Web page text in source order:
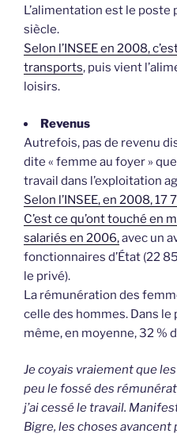
L’alimentation est le poste
siècle.
Selon l’INSEE en 2008,
transports, puis vient
loisirs.
Revenus
Autrefois, pas de revenu
dite « femme au foyer »
travail dans l’exploitation
Selon l’INSEE, en 2008,
C’est ce qu’ont touché en
salariés en 2006,avec un
fonctionnaires d’État (22
le privé).
La rémunération des
celle des hommes. Dans
même, en moyenne, 32 %
Je coyais vraiement que
peu le fossé des
j’ai cessé le travail.
Bigre, les choses